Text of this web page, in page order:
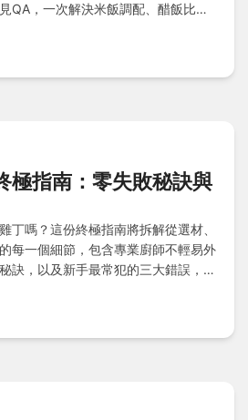
QA，一次解決米飯調配、醋飯比例
極指南：零失敗秘訣與
丁嗎？這份終極指南將拆解從選材、
每一個細節，包含專業廚師不輕易外
訣，以及新手最常犯的三大錯誤，保